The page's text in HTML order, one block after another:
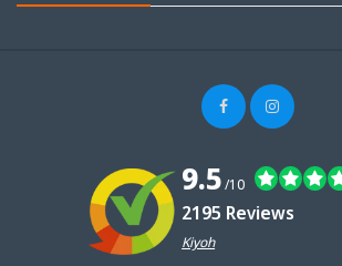
9.5/10
2195 Reviews
Kiyoh